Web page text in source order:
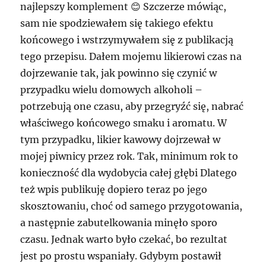
najlepszy komplement 😊 Szczerze mówiąc,
sam nie spodziewałem się takiego efektu
końcowego i wstrzymywałem się z publikacją
tego przepisu. Dałem mojemu likierowi czas na
dojrzewanie tak, jak powinno się czynić w
przypadku wielu domowych alkoholi –
potrzebują one czasu, aby przegryźć się, nabrać
właściwego końcowego smaku i aromatu. W
tym przypadku, likier kawowy dojrzewał w
mojej piwnicy przez rok. Tak, minimum rok to
konieczność dla wydobycia całej głębi Dlatego
też wpis publikuję dopiero teraz po jego
skosztowaniu, choć od samego przygotowania,
a następnie zabutelkowania minęło sporo
czasu. Jednak warto było czekać, bo rezultat
jest po prostu wspaniały. Gdybym postawił